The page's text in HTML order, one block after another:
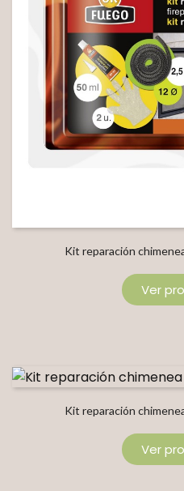
Kit reparación
Ver
Kit reparación
Ver